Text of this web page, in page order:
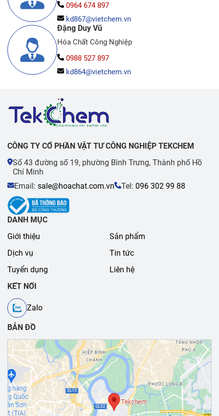
0964 674 897
kd867@vietchem.vn
Đặng Duy Vũ
Hóa Chất Công Nghiệp
0988 527 897
kd864@vietchem.vn
CÔNG TY CỔ PHẦN VẬT TƯ CÔNG NGHIỆP TEKCHEM
Số 43 đường số 19, phường Bình Trưng, Thành phố Hồ
Chí Minh
Email: sale@hoachat.com.vn Tel: 096 302 99 88
DANH MỤC
Giới thiệu
Sản phẩm
Dịch vụ
Tin tức
Tuyển dụng
Liên hệ
KẾT NỐI
Zalo
BẢN ĐỒ